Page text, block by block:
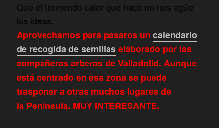
Que el tremendo calor que hace no nos agüe
las ideas.
Aprovechamos para pasaros uncalendario
de recogida de semillaselaborado por las
compañeras arberas de Valladolid. Aunque
está centrado en esa zona se puede
trasponer a otras muchos lugares de
la Península. MUY INTERESANTE.